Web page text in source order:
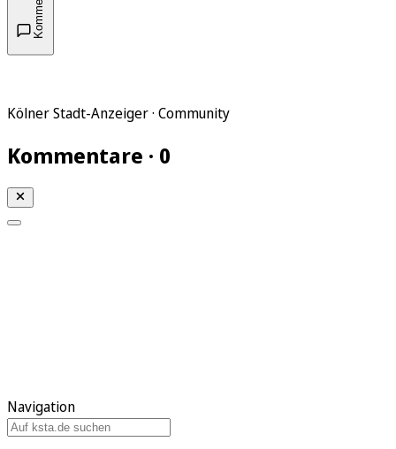
Kölner Stadt-Anzeiger · Community
Kommentare · 0
Navigation